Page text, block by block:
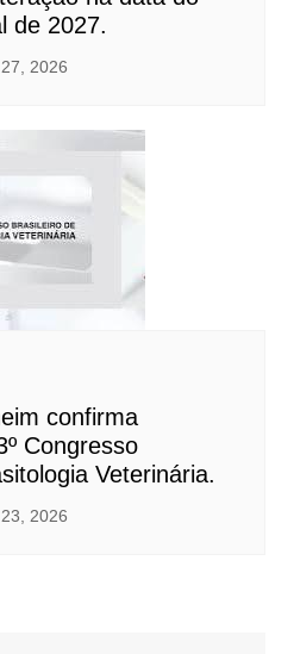
de 2027.
2026
confirma
Congresso
Veterinária.
2026